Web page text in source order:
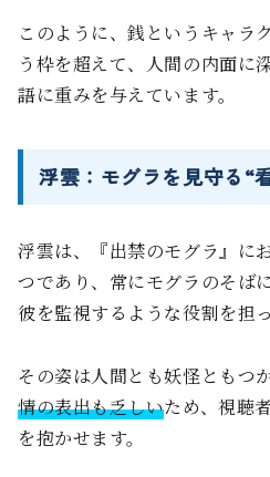
このように、銭というキャラ
う枠を超えて、人間の内面に
語に重みを与えています。
浮雲：モグラを見守る“
浮雲は、『出禁のモグラ』に
つであり、常にモグラのそば
彼を監視するような役割を担
その姿は人間とも妖怪ともつか
情の表出も乏しいため、視聴
を抱かせます。